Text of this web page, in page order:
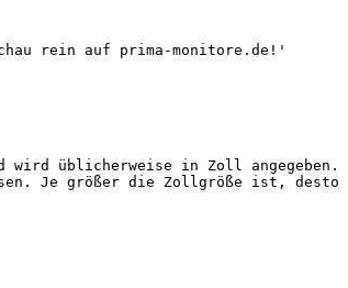
rein auf prima-monitore.de!'
wird üblicherweise in Zoll angegeben.
Je größer die Zollgröße ist, desto